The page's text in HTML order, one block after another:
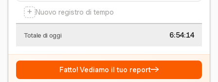
+ Nuovo registro di tempo
Totale di oggi 6:54:15
Fatto! Vediamo il tuo report→